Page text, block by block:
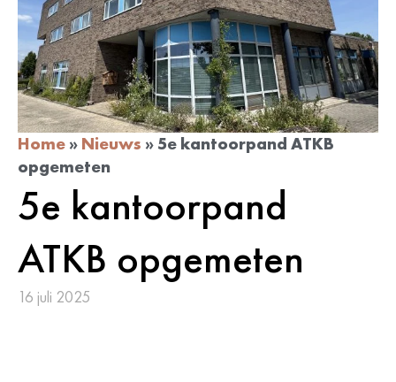
Home » Nieuws » 5e kantoorpand ATKB
opgemeten
5e kantoorpand
ATKB opgemeten
16 juli 2025